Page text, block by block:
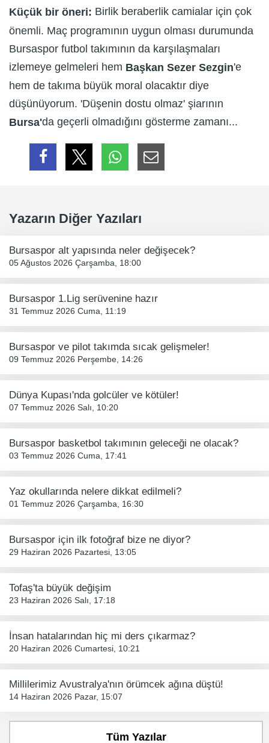
Küçük bir öneri: Birlik beraberlik camialar için çok
önemli. Maç programının uygun olması durumunda
Bursaspor futbol takımının da karşılaşmaları
izlemeye gelmeleri hem Başkan Sezer Sezgin'e
hem de takıma büyük moral olacaktır diye
düşünüyorum. 'Düşenin dostu olmaz' şiarının
Bursa'da geçerli olmadığını gösterme zamanı...
Yazarın Diğer Yazıları
Bursaspor alt yapısında neler değişecek?
05 Ağustos 2026 Çarşamba, 18:00
Bursaspor 1.Lig serüvenine hazır
31 Temmuz 2026 Cuma, 11:19
Bursaspor ve pilot takımda sıcak gelişmeler!
09 Temmuz 2026 Perşembe, 14:26
Dünya Kupası'nda golcüler ve kötüler!
07 Temmuz 2026 Salı, 10:20
Bursaspor basketbol takımının geleceği ne olacak?
03 Temmuz 2026 Cuma, 17:41
Yaz okullarında nelere dikkat edilmeli?
01 Temmuz 2026 Çarşamba, 16:30
Bursaspor için ilk fotoğraf bize ne diyor?
29 Haziran 2026 Pazartesi, 13:05
Tofaş'ta büyük değişim
23 Haziran 2026 Salı, 17:18
İnsan hatalarından hiç mi ders çıkarmaz?
20 Haziran 2026 Cumartesi, 10:21
Millilerimiz Avustralya'nın örümcek ağına düştü!
14 Haziran 2026 Pazar, 15:07
Tüm Yazılar